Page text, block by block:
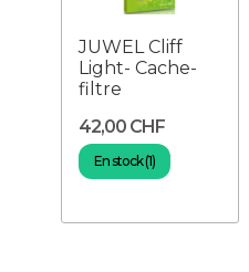
JUWEL Cliff
Light- Cache-
filtre
42,00 CHF
En stock (1)